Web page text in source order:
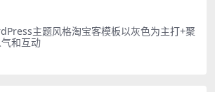
主题风格淘宝客模板以灰色为主打+聚
和互动